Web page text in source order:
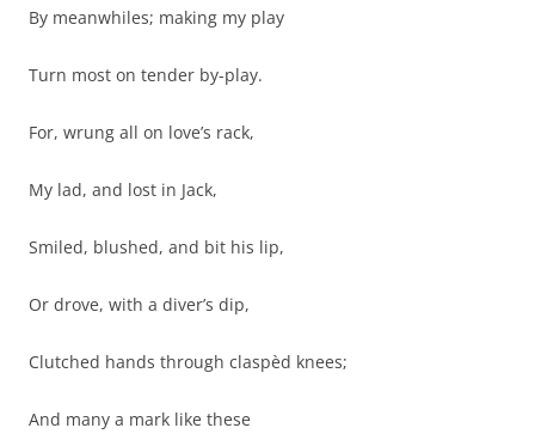
By meanwhiles; making my play
Turn most on tender by-play.
For, wrung all on love’s rack,
My lad, and lost in Jack,
Smiled, blushed, and bit his lip,
Or drove, with a diver’s dip,
Clutched hands through claspèd knees;
And many a mark like these